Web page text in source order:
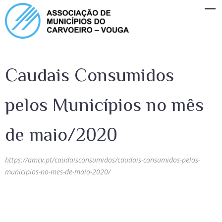
Caudais Consumidos
pelos Municípios no mês
de maio/2020
https://amcv.pt/caudaisconsumidos/caudais-consumidos-pelos-
municipios-no-mes-de-maio-2020/